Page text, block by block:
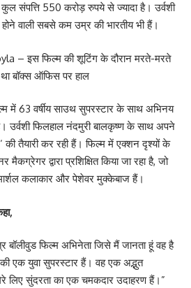
संपत्ति 550 करोड़ रुपये से ज्यादा है। उर्वशी
होने वाली सबसे कम उम्र की भारतीय भी हैं।
– इस फिल्म की शूटिंग के दौरान मरते-मरते
बॉक्स ऑफिस पर हाल
में 63 वर्षीय साउथ सुपरस्टार के साथ अभिनय
उर्वशी फिलहाल नंदमुरी बालकृष्ण के साथ अपने
की तैयारी कर रही हैं। फिल्म में एक्शन दृश्यों के
द्वारा प्रशिक्षित किया जा रहा है, जो
कलाकार और पेशेवर मुक्केबाज हैं।
बॉलीवुड फिल्म अभिनेता जिसे मैं जानता हूं वह है
की एक युवा सुपरस्टार हैं। वह एक अद्भुत
लिए सुंदरता का एक चमकदार उदाहरण हैं।”